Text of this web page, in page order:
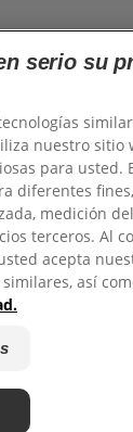
los
serio su
nuestro sitio
para usted.
diferentes
medición
terceros. Al
acepta
así